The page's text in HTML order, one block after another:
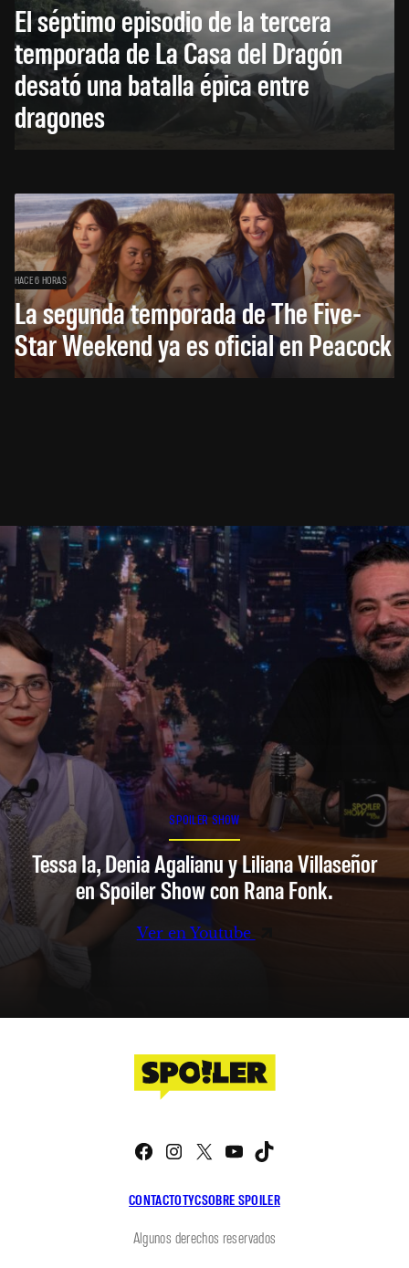
El séptimo episodio de la tercera
temporada de La Casa del Dragón
desató una batalla épica entre
dragones
HACE 6 HORAS
La segunda temporada de The Five-
Star Weekend ya es oficial en Peacock
SPOILER SHOW
Tessa Ia, Denia Agalianu y Liliana Villaseñor
en Spoiler Show con Rana Fonk.
Ver en Youtube
CONTACTOTYCSOBRE SPOILER
Facebook
Instagram
X YouTube
Algunos derechos reservados